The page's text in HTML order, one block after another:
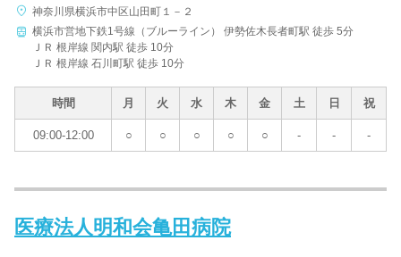
神奈川県横浜市中区山田町１－２
横浜市営地下鉄1号線（ブルーライン） 伊勢佐木長者町駅 徒歩 5分
ＪＲ 根岸線 関内駅 徒歩 10分
ＪＲ 根岸線 石川町駅 徒歩 10分
時間 月 火 水 木 金 土 日 祝
09:00-12:00 ○ ○ ○ ○ ○ - - -
医療法人明和会亀田病院